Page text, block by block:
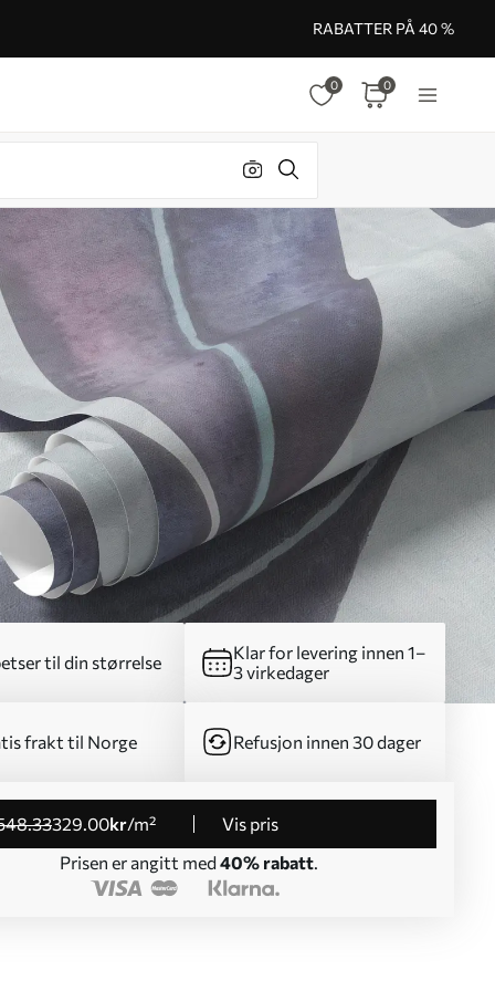
RABATTER PÅ 40 %
0 0
til din størrelse
Klar for levering innen 1–
3 virkedager
frakt til Norge Refusjon innen 30 dager
.33329.00kr/m²
Vis pris
Prisen er angitt med 40% rabatt.